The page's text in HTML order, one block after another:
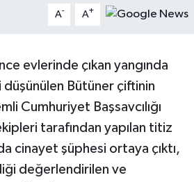
A- A+
evlerinde çıkan yangında
düşünülen Bütüner çiftinin
Cumhuriyet Başsavcılığı
tarafından yapılan titiz
cinayet şüphesi ortaya çıktı,
değerlendirilen ve